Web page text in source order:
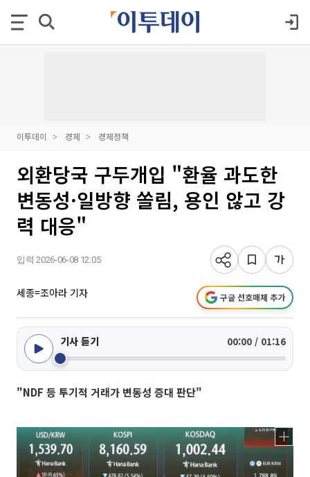
이투데이 경제 경제정책
외환당국 구두개입 "환율 과도한
변동성·일방향 쏠림, 용인 않고 강
력 대응"
입력 2026-06-08 12:05
세종=조아라 기자 구글 선호매체 추가
기사 듣기 00:00 / 01:16
"NDF 등 투기적 거래가 변동성 증대 판단"